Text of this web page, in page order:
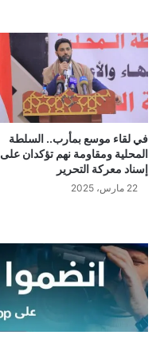
في لقاء موسع بمأرب.. السلطة
المحلية ومقاومة نهم تؤكدان على
إسناد معركة التحرير
22 مارس، 2025